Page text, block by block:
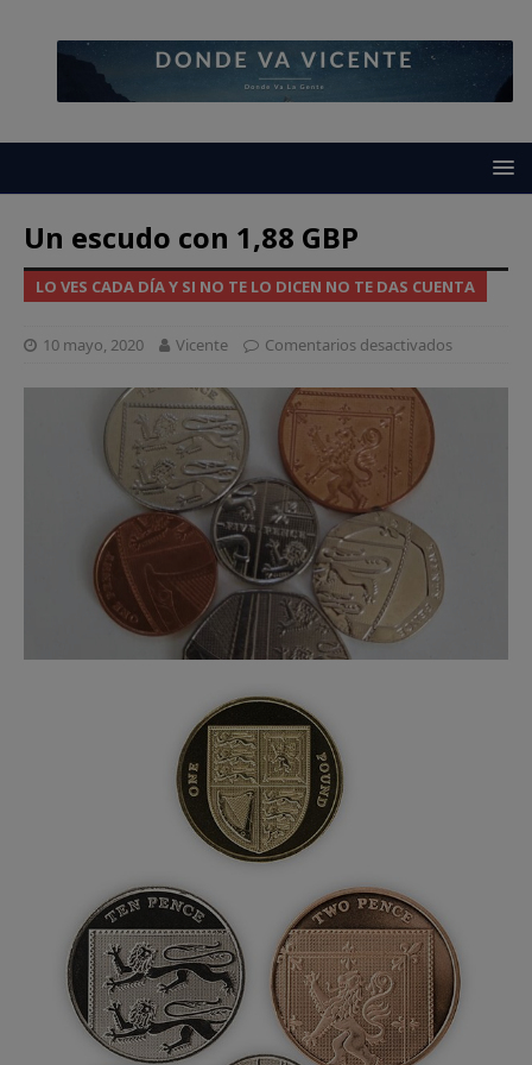
Un escudo con 1,88 GBP
LO VES CADA DÍA Y SI NO TE LO DICEN NO TE DAS CUENTA
10 mayo, 2020 Vicente Comentarios desactivados